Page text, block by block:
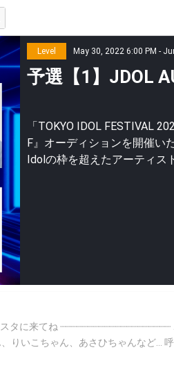
Level May 30, 2022 6:00 PM -
予選【1】JDOL
「TOKYO IDOL FESTIVAL
F』オーディションを開催い
Idolの枠を超えたアーティス
さひちゃんなど… 呼びやすいように呼んで